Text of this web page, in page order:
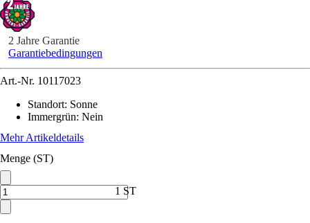
2 Jahre Garantie
Garantiebedingungen
Art.-Nr. 10117023
Standort: Sonne
Immergrün: Nein
Mehr Artikeldetails
Menge (ST)
1 ST